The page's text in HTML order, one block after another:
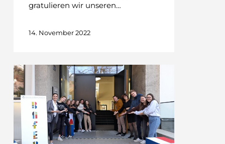
gratulieren wir unseren…
14. November 2022
Komm
vorbei!
Schnuppern
an
der
KBAfEP